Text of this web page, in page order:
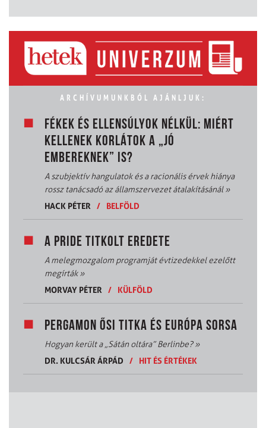
ARCHÍVUMUNKBÓL AJÁNLJUK:
FÉKEK ÉS ELLENSÚLYOK NÉLKÜL: MIÉRT
KELLENEK KORLÁTOK A „JÓ
EMBEREKNEK” IS?
A szubjektív hangulatok és a racionális érvek hiánya
rossz tanácsadó az államszervezet átalakításánál»
HACK PÉTER
/ BELFÖLD
A PRIDE TITKOLT EREDETE
A melegmozgalom programját évtizedekkel ezelőtt
megírták»
MORVAY PÉTER
/ KÜLFÖLD
PERGAMON ŐSI TITKA ÉS EURÓPA SORSA
Hogyan került a „Sátán oltára” Berlinbe?»
DR. KULCSÁR ÁRPÁD
/ HIT ÉS ÉRTÉKEK